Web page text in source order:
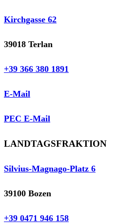
Kirchgasse 62
39018 Terlan
+39 366 380 1891
E-Mail
PEC E-Mail
LANDTAGSFRAKTION
Silvius-Magnago-Platz 6
39100 Bozen
+39 0471 946 158